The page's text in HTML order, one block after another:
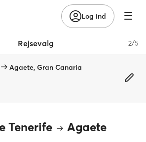
Log ind
Rejsevalg 2/5
Agaete, Gran Canaria
Tenerife Agaete